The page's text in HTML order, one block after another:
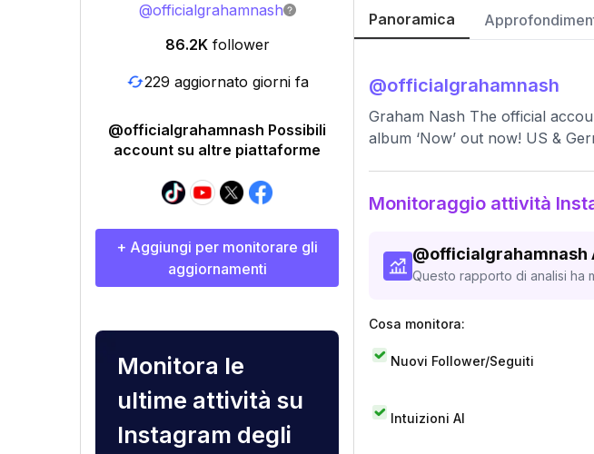
@officialgrahamnash
86.2K follower
229 aggiornato giorni fa
@officialgrahamnash Possibili
account su altre piattaforme
+ Aggiungi per monitorare gli
aggiornamenti
Monitora le
ultime attività su
Instagram degli
Panoramica
@officialgrahamnash
Graham Nash The official
album ‘Now’ out now! US &
Monitoraggio attività
@officialgrahamnash
Questo rapporto di analisi ha
Cosa monitora:
Nuovi Follower/Seguiti
Intuizioni AI